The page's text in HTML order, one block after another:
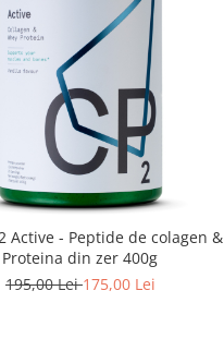
Active - Peptide de colagen &
Proteina din zer 400g
195,00 Lei175,00 Lei